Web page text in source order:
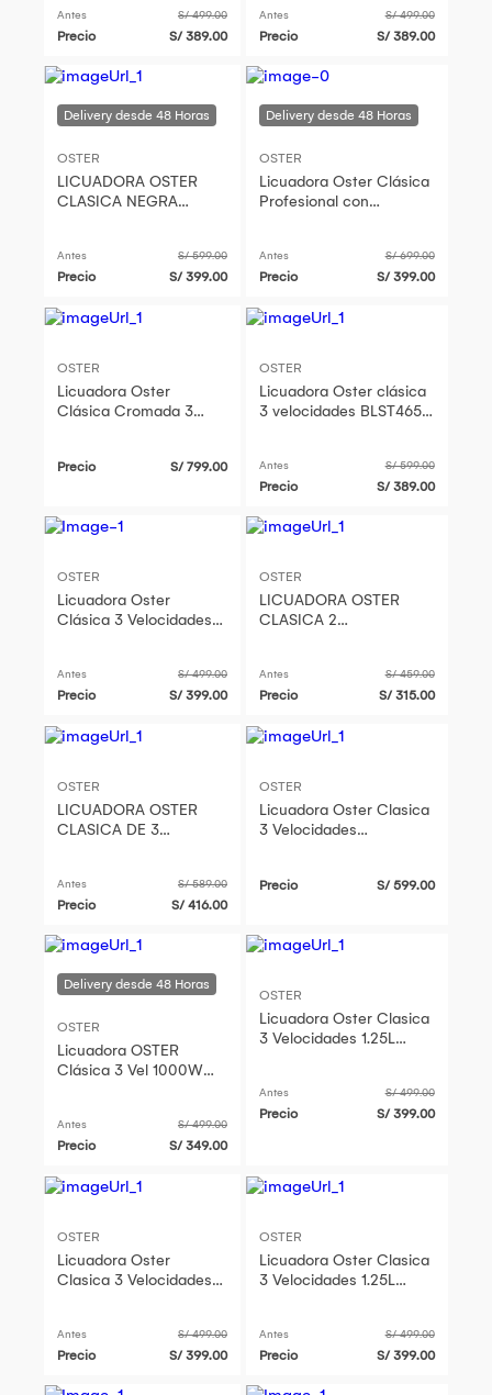
Antes S/ 499.00
Precio S/ 389.00
Antes S/ 499.00
Precio S/ 389.00
OSTER
LICUADORA OSTER
CLASICA NEGRA
Antes S/ 599.00
Precio S/ 399.00
OSTER
Licuadora Oster Clásica
Profesional con
Antes S/ 699.00
Precio S/ 399.00
OSTER
Licuadora Oster
Clásica Cromada 3
Precio S/ 799.00
OSTER
Licuadora Oster clásica
3 velocidades BLST4655
Antes S/ 599.00
Precio S/ 389.00
OSTER
Licuadora Oster
Clásica 3 Velocidades
Antes S/ 499.00
Precio S/ 399.00
OSTER
LICUADORA OSTER
CLASICA 2
Antes S/ 459.00
Precio S/ 315.00
OSTER
LICUADORA OSTER
CLASICA DE 3
053
Antes S/ 589.00
Precio S/ 416.00
OSTER
Licuadora Oster Clasica
3 Velocidades
Precio S/ 599.00
OSTER
Licuadora OSTER
Clásica 3 Vel 1000W
Antes S/ 499.00
Precio S/ 349.00
OSTER
Licuadora Oster Clasica
3 Velocidades 1.25L
Antes S/ 499.00
Precio S/ 399.00
OSTER
Licuadora Oster
Clasica 3 Velocidades
Antes S/ 499.00
Precio S/ 399.00
OSTER
Licuadora Oster Clasica
3 Velocidades 1.25L
Antes S/ 499.00
Precio S/ 399.00